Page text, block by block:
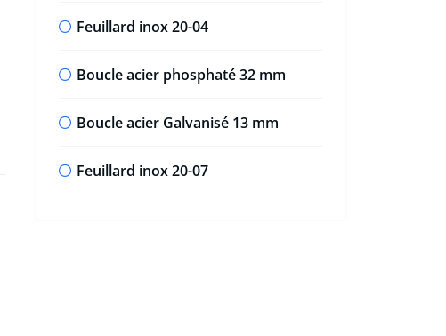
Feuillard inox 20-04
Boucle acier phosphaté 32 mm
Boucle acier Galvanisé 13 mm
Feuillard inox 20-07